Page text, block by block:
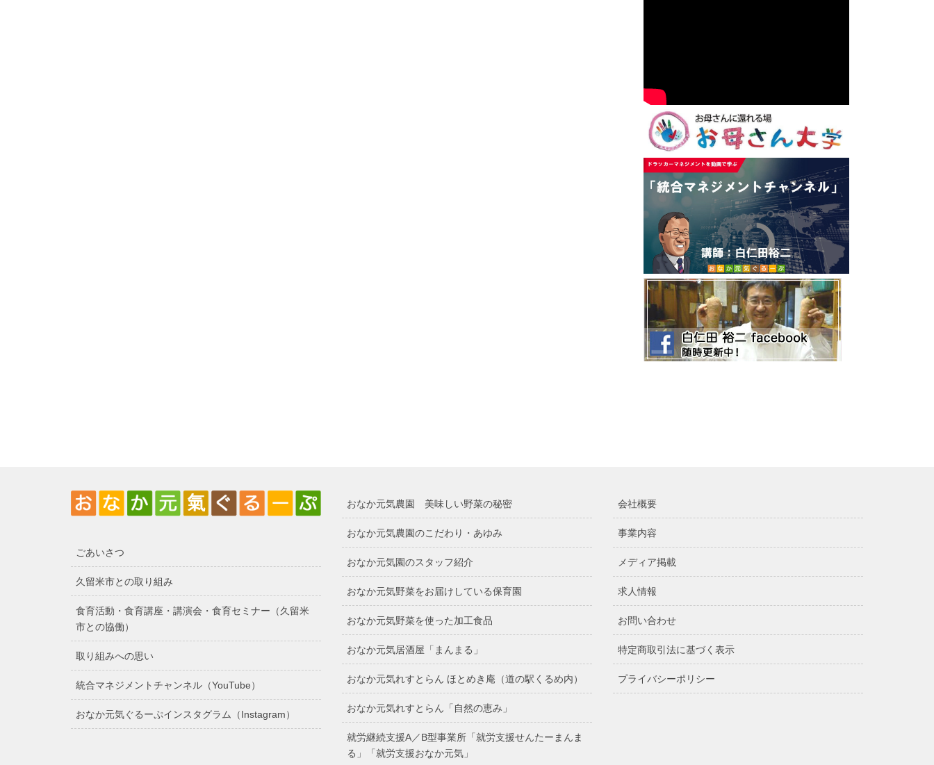
ごあいさつ
久留米市との取り組み
食育活動・食育講座・講演会・食育セミナー（久留米
市との協働）
取り組みへの思い
統合マネジメントチャンネル（YouTube）
おなか元気ぐるーぷインスタグラム（Instagram）
おなか元気農園 美味しい野菜の秘密
おなか元気農園のこだわり・あゆみ
おなか元気園のスタッフ紹介
おなか元気野菜をお届けしている保育園
おなか元気野菜を使った加工食品
おなか元気居酒屋「まんまる」
おなか元気れすとらん ほとめき庵（道の駅くるめ内）
おなか元気れすとらん「自然の恵み」
就労継続支援A／B型事業所「就労支援せんたーまんま
る」「就労支援おなか元気」
会社概要
事業内容
メディア掲載
求人情報
お問い合わせ
特定商取引法に基づく表示
プライバシーポリシー